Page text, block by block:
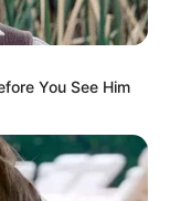
You See Him